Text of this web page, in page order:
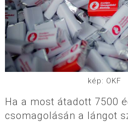
kép: OKF
Ha a most átadott 7500
csomagolásán a lángot